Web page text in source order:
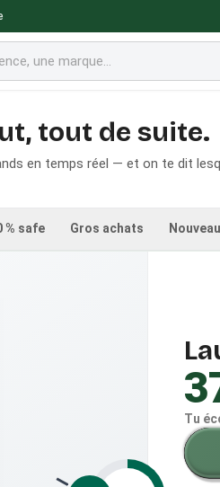
tout de suite.
en temps réel — et on te dit
% safe Gros achats Nouveau
Tu